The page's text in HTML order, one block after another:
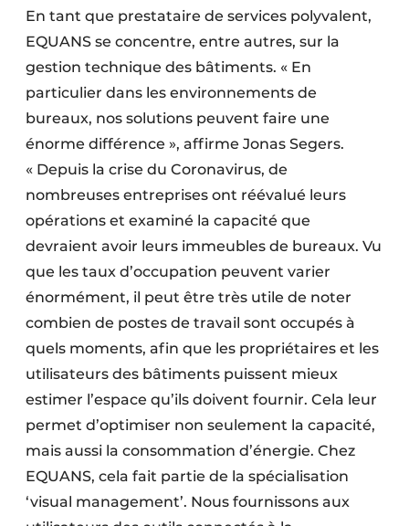
En tant que prestataire de services polyvalent,
EQUANS se concentre, entre autres, sur la
gestion technique des bâtiments. « En
particulier dans les environnements de
bureaux, nos solutions peuvent faire une
énorme différence », affirme Jonas Segers.
« Depuis la crise du Coronavirus, de
nombreuses entreprises ont réévalué leurs
opérations et examiné la capacité que
devraient avoir leurs immeubles de bureaux. Vu
que les taux d’occupation peuvent varier
énormément, il peut être très utile de noter
combien de postes de travail sont occupés à
quels moments, afin que les propriétaires et les
utilisateurs des bâtiments puissent mieux
estimer l’espace qu’ils doivent fournir. Cela leur
permet d’optimiser non seulement la capacité,
mais aussi la consommation d’énergie. Chez
EQUANS, cela fait partie de la spécialisation
‘visual management’. Nous fournissons aux